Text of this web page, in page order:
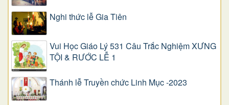
Nghi thức lễ Gia Tiên
Vui Học Giáo Lý 531 Câu Trắc Nghiệm XƯNG
TỘI & RƯỚC LỄ 1
Thánh lễ Truyền chức Linh Mục -2023